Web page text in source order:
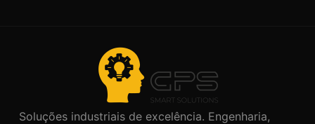
Soluções industriais de excelência. Engenharia,